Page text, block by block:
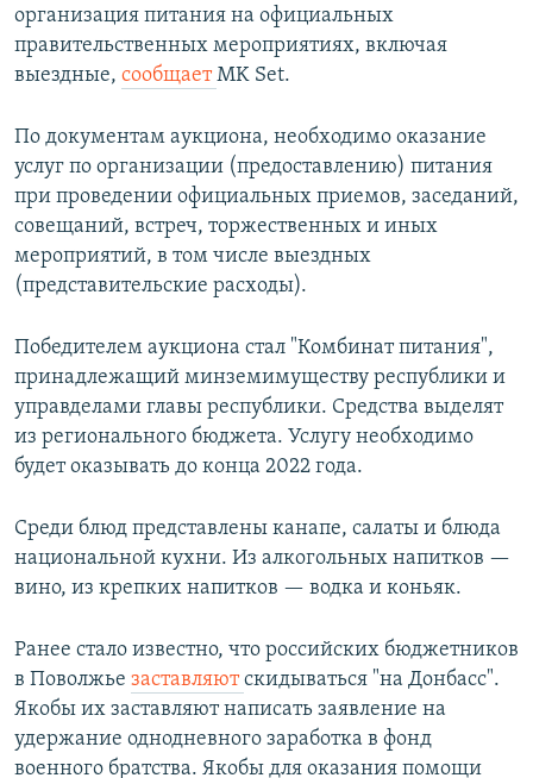
организация питания на официальных
правительственных мероприятиях, включая
выездные, сообщаетMK Set.
По документам аукциона, необходимо оказание
услуг по организации (предоставлению) питания
при проведении официальных приемов, заседаний,
совещаний, встреч, торжественных и иных
мероприятий, в том числе выездных
(представительские расходы).
Победителем аукциона стал "Комбинат питания",
принадлежащий минземимуществу республики и
управделами главы республики. Средства выделят
из регионального бюджета. Услугу необходимо
будет оказывать до конца 2022 года.
Среди блюд представлены канапе, салаты и блюда
национальной кухни. Из алкогольных напитков —
вино, из крепких напитков — водка и коньяк.
Ранее стало известно, что российских бюджетников
в Поволжье заставляютскидываться "на Донбасс".
Якобы их заставляют написать заявление на
удержание однодневного заработка в фонд
военного братства. Якобы для оказания помощи